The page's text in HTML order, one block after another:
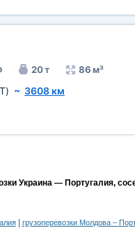
20 т 86 м³
~ 3608 км
Украина — Португалия,
|
грузоперевозки Молдова –